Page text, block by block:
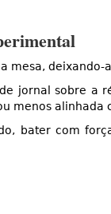
mesa, deixando-
jornal sobre a
menos alinhada
bater com